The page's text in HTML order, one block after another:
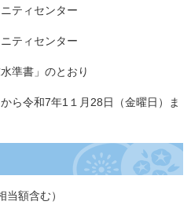
ンター
ンター
書」のとおり
和7年1１月28日（金曜日）ま
額含む）